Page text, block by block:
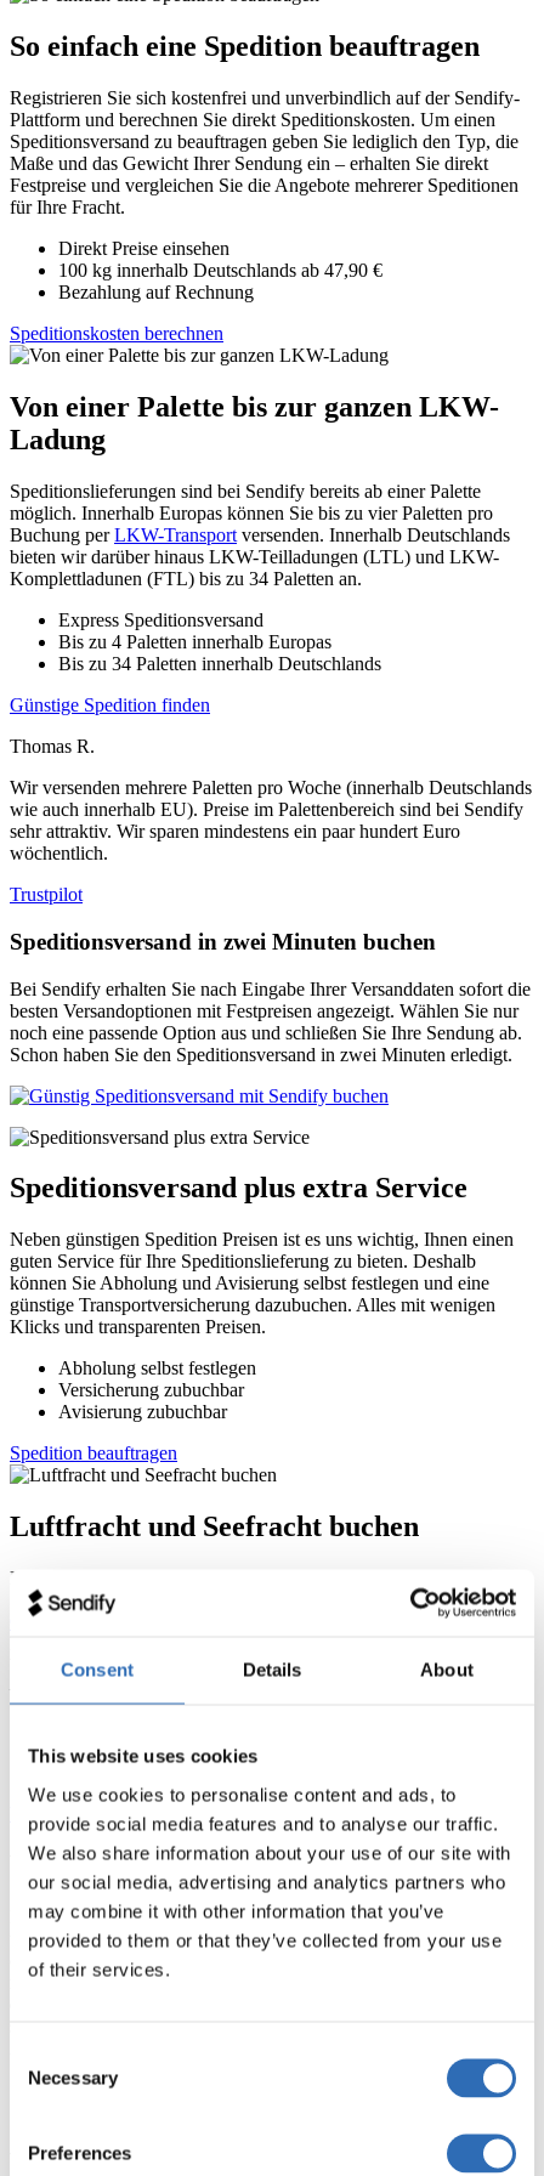
Consent Details About
This website uses cookies
We use cookies to personalise content and ads, to
provide social media features and to analyse our traffic.
We also share information about your use of our site with
our social media, advertising and analytics partners who
may combine it with other information that you’ve
provided to them or that they’ve collected from your use
of their services.
Selection
Necessary
Preferences
So einfach eine Spedition beauftragen
Registrieren Sie sich kostenfrei und unverbindlich auf der Sendify-
Plattform und berechnen Sie direkt Speditionskosten. Um einen
Speditionsversand zu beauftragen geben Sie lediglich den Typ, die
Maße und das Gewicht Ihrer Sendung ein – erhalten Sie direkt
Festpreise und vergleichen Sie die Angebote mehrerer Speditionen
für Ihre Fracht.
Direkt Preise einsehen
100 kg innerhalb Deutschlands ab 47,90 €
Bezahlung auf Rechnung
Speditionskosten berechnen
Von einer Palette bis zur ganzen LKW-
Ladung
Speditionslieferungen sind bei Sendify bereits ab einer Palette
möglich. Innerhalb Europas können Sie bis zu vier Paletten pro
Buchung perLKW-Transport versenden. Innerhalb Deutschlands
bieten wir darüber hinaus LKW-Teilladungen (LTL) und LKW-
Komplettladunen (FTL) bis zu 34 Paletten an.
Express Speditionsversand
Bis zu 4 Paletten innerhalb Europas
Bis zu 34 Paletten innerhalb Deutschlands
Günstige Spedition finden
Thomas R.
Wir versenden mehrere Paletten pro Woche (innerhalb Deutschlands
wie auch innerhalb EU). Preise im Palettenbereich sind bei Sendify
sehr attraktiv. Wir sparen mindestens ein paar hundert Euro
wöchentlich.
Trustpilot
Speditionsversand in zwei Minuten buchen
Bei Sendify erhalten Sie nach Eingabe Ihrer Versanddaten sofort die
besten Versandoptionen mit Festpreisen angezeigt. Wählen Sie nur
noch eine passende Option aus und schließen Sie Ihre Sendung ab.
Schon haben Sie den Speditionsversand in zwei Minuten erledigt.
Speditionsversand plus extra Service
Neben günstigen Spedition Preisen ist es uns wichtig, Ihnen einen
guten Service für Ihre Speditionslieferung zu bieten. Deshalb
können Sie Abholung und Avisierung selbst festlegen und eine
günstige Transportversicherung dazubuchen. Alles mit wenigen
Klicks und transparenten Preisen.
Abholung selbst festlegen
Versicherung zubuchbar
Avisierung zubuchbar
Spedition beauftragen
Luftfracht und Seefracht buchen
Darf es doch ein bisschen größer sein als klassischer
Speditionsversand? Für
ab 200 kg und
Containersendungen
(LCL/FCL) auf den Routen zwischen Asien,
Verfügung. Wir erstellen Ihnen bei Bedarf ein individuelles Angebot
Verbindliche Kapazitätsberechnung
Versandangebot einholen
Wie beauftragt man eine Spedition?
In der Regel durchlaufen Kunden und Kundinnen folgende Schritte,
um eine Spedition zu beauftragen. Zunächst wird eine Preisanfrage,
oft per E-Mail, gestellt. Der Anbieter meldet sich nach einer Weile
mit einem Preisangebot. Der Kunde oder die Kundin nimmt
Sendung ab. Schließlich erfolgt die Zustellung der Ware.
Was ist eine Spedition?